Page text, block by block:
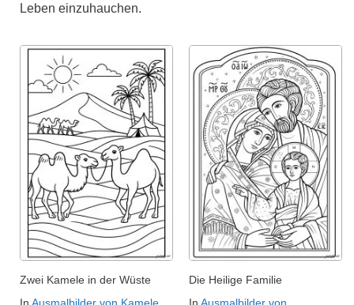
Leben einzuhauchen.
Zwei Kamele in der Wüste
Die Heilige Familie